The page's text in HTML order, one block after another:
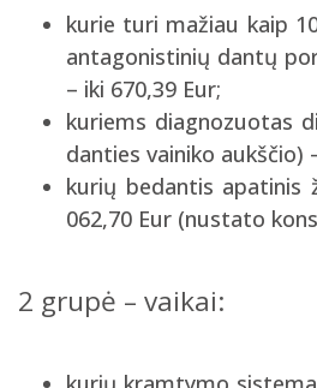
kurie turi mažiau kaip
antagonistinių dantų
– iki 670,39 Eur;
kuriems diagnozuotas
danties vainiko aukščio)
kurių bedantis apatinis
062,70 Eur (nustato
2 grupė – vaikai: